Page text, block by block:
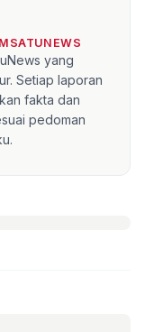
yang
Setiap laporan
fakta dan
pedoman